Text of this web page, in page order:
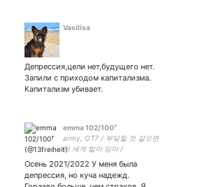
Vasilisa
Депрессия,цели нет,будущего нет.
Запили с приходом капитализма.
Капитализм убивает.
emma 102/100⁷
army, OT7 / 부딪힐 것 같으면
더 세게 밟아 임마 /
#protecttranslives / Gleek 🥰
Осень 2021/2022 У меня была
депрессия, но куча надежд.